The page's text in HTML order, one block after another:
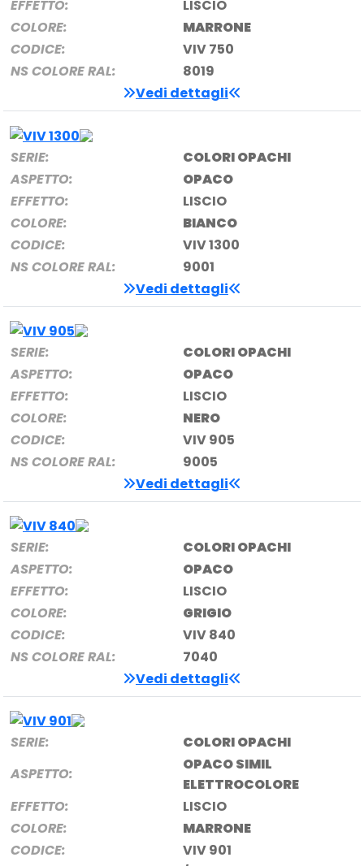
EFFETTO:
LISCIO
COLORE:
MARRONE
CODICE:
VIV 750
NS COLORE RAL:
8019
Vedi dettagli
SERIE:
COLORI OPACHI
ASPETTO:
OPACO
EFFETTO:
LISCIO
COLORE:
BIANCO
CODICE:
VIV 1300
NS COLORE RAL:
9001
Vedi dettagli
SERIE:
COLORI OPACHI
ASPETTO:
OPACO
EFFETTO:
LISCIO
COLORE:
NERO
CODICE:
VIV 905
NS COLORE RAL:
9005
Vedi dettagli
SERIE:
COLORI OPACHI
ASPETTO:
OPACO
EFFETTO:
LISCIO
COLORE:
GRIGIO
CODICE:
VIV 840
NS COLORE RAL:
7040
Vedi dettagli
SERIE:
COLORI OPACHI
ASPETTO:
OPACO SIMIL
ELETTROCOLORE
EFFETTO:
LISCIO
COLORE:
MARRONE
CODICE:
VIV 901